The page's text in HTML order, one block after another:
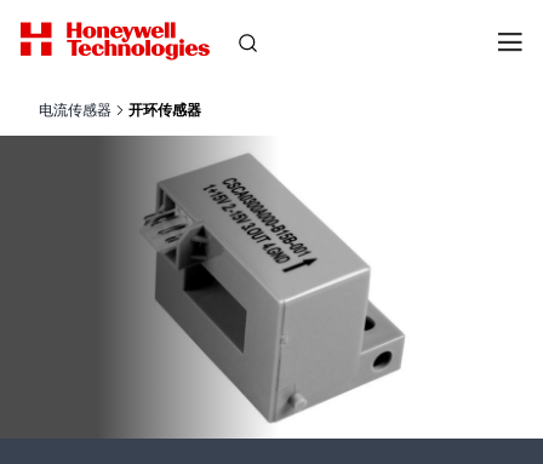
电流传感器 开环传感器